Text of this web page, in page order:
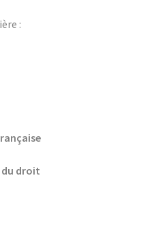
:
du droit